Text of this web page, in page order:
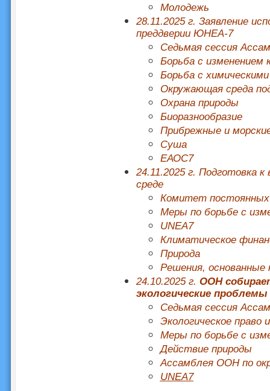
Молодежь
28.11.2025 г. Заявление
преддверии ЮНЕА-7
Седьмая сессия
Борьба с изменением
Борьба с
Окружающая среда
Охрана природы
Биоразнообразие
Прибрежные и
Суша
ЕАОС7
24.11.2025 г. Подготовка
среде
Комитет
Меры по борьбе с
UNEA7
Климатическое
Природа
Решения, основанные
24.10.2025 г. ООН
экологические
Седьмая сессия
Экологическое право
Меры по борьбе с
Действие природы
Ассамблея ООН по
UNEA7